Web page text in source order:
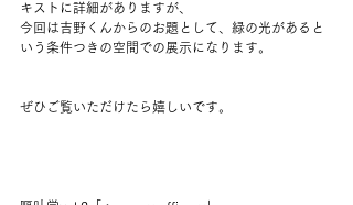
キストに詳細がありますが、
今回は吉野くんからのお題として、緑の光があると
いう条件つきの空間での展示になります。
ぜひご覧いただけたら嬉しいです。